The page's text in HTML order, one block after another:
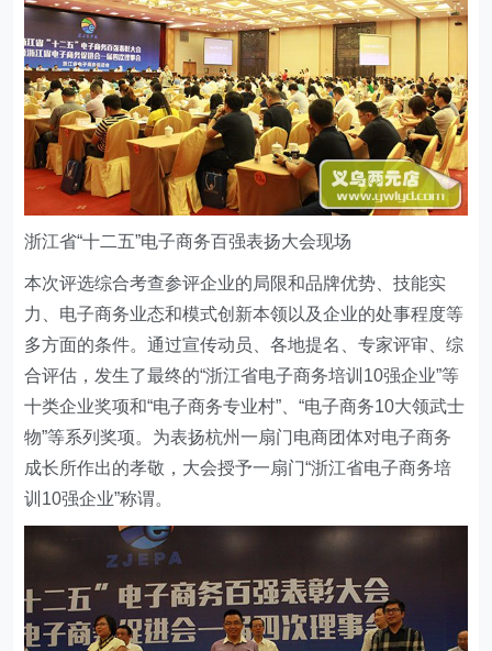
浙江省“十二五”电子商务百强表扬大会现场
本次评选综合考查参评企业的局限和品牌优势、技能实
力、电子商务业态和模式创新本领以及企业的处事程度等
多方面的条件。通过宣传动员、各地提名、专家评审、综
合评估，发生了最终的“浙江省电子商务培训10强企业”等
十类企业奖项和“电子商务专业村”、“电子商务10大领武士
物”等系列奖项。为表扬杭州一扇门电商团体对电子商务
成长所作出的孝敬，大会授予一扇门“浙江省电子商务培
训10强企业”称谓。